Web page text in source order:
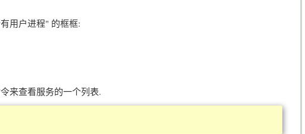
用户进程" 的框框:
来查看服务的一个列表.